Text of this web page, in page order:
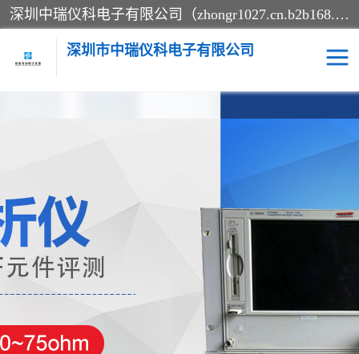
深圳中瑞仪科电子有限公司（zhongr1027.cn.b2b168.com）主要从事回收二手仪器，工厂仪器，回收示波器，KeysightE4980A，FLUKE754，MT8852B，IFR3920，Agilent N4010A，MT8852B等业务，全国统一热线：13570873835。深圳中瑞仪科电子有限公司整批或单出，专业评估高价回收工厂闲置仪器。
深圳市中瑞仪科电子有限公司
电阻-功率计 频谱分析仪
万用表 综合测试仪
蓝牙测试仪 网络分析仪
过程校验仪 电桥测试仪